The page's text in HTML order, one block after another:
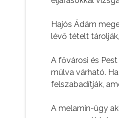
Hajós Ádám
lévő tételt
A fővárosi és
múlva várható.
felszabadítják,
A melamin-ügy